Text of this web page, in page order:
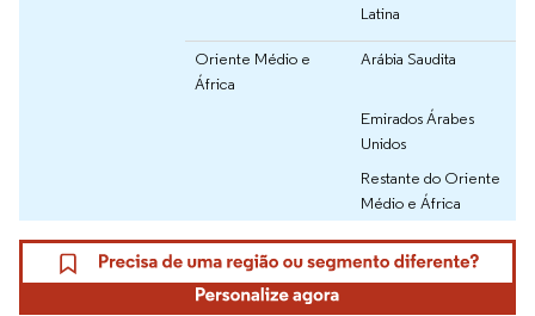
Latina
Oriente Médio e
África
Arábia Saudita
Emirados Árabes
Unidos
Restante do Oriente
Médio e África